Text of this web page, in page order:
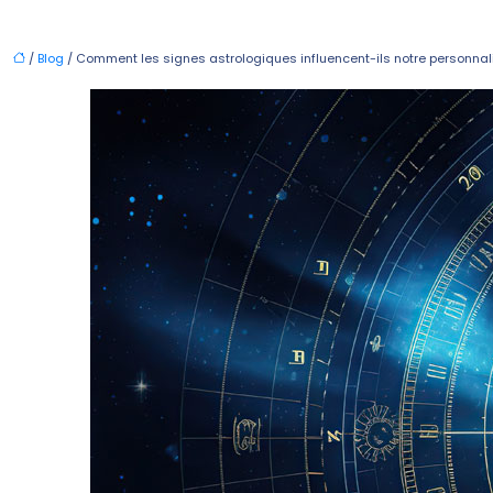
/Blog / Comment les signes astrologiques influencent-ils notre